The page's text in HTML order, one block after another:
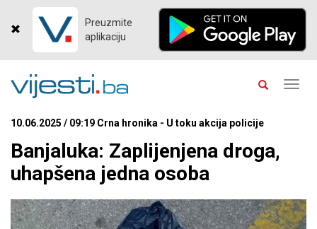
Preuzmite
aplikaciju
10.06.2025 / 09:19 Crna hronika - U toku akcija policije
Banjaluka: Zaplijenjena droga,
uhapšena jedna osoba